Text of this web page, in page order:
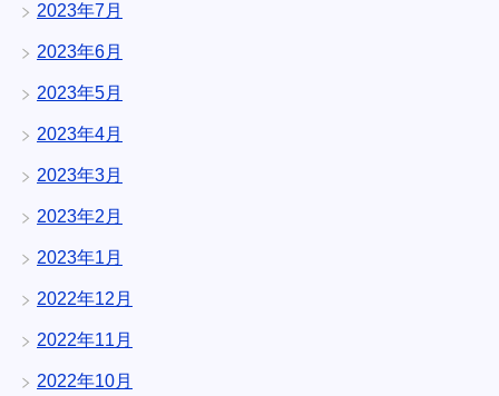
2023年7月
2023年6月
2023年5月
2023年4月
2023年3月
2023年2月
2023年1月
2022年12月
2022年11月
2022年10月